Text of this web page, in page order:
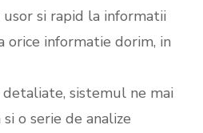
usor si rapid la informatii
orice informatie dorim, in
sistemul ne mai
o serie de analize